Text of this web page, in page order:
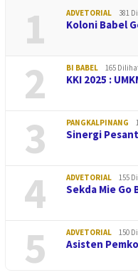
1 ADVETORIAL 381
Koloni Babel
2 BI BABEL 165
KKI 2025 :
3 PANGKALPINANG
Sinergi
4 ADVETORIAL 155
Sekda Mie
5 ADVETORIAL 150
Asisten